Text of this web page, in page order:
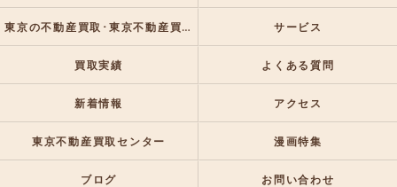
東京の不動産買取･東京不動産買取センターのお客様の声 サービス
買取実績 よくある質問
新着情報 アクセス
東京不動産買取センター 漫画特集
ブログ お問い合わせ